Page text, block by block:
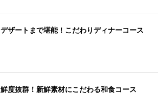
デザートまで堪能！こだわりディナーコース
鮮度抜群！新鮮素材にこだわる和食コース